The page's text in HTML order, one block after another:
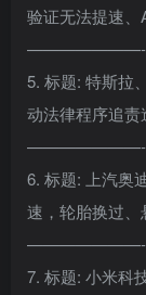
验证无法提速
———————-
5. 标题: 特斯拉
动法律程序追责
———————-
6. 标题: 上汽奥
速，轮胎换过
———————-
7. 标题: 小米科